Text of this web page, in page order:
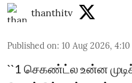
thanthitv
Published on: 10 Aug 2026, 4:10
``1 செகண்ட்ல உன்ன